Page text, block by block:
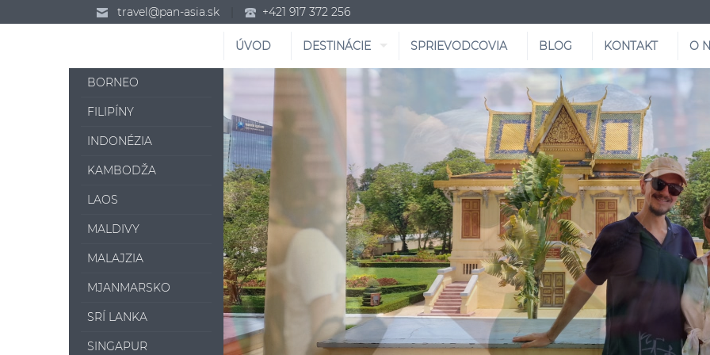
travel@pan-asia.sk +421 917 372 256
ÚVOD DESTINÁCIE SPRIEVODCOVIA BLOG KONTAKT O
BORNEO
FILIPÍNY
INDONÉZIA
KAMBODŽA
LAOS
MALDIVY
MALAJZIA
MJANMARSKO
SRÍ LANKA
SINGAPUR